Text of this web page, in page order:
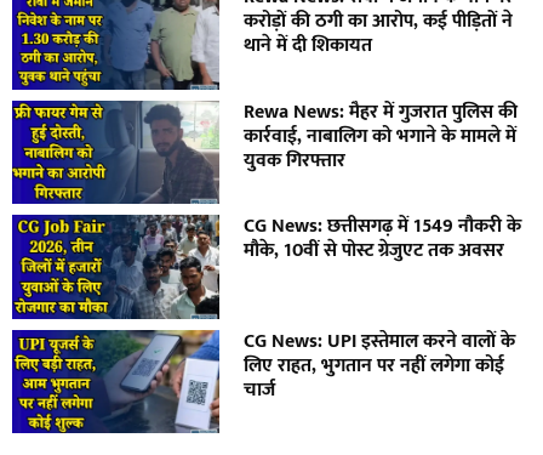
करोड़ों की ठगी का आरोप, कई पीड़ितों ने
थाने में दी शिकायत
Rewa News: मैहर में गुजरात पुलिस की
कार्रवाई, नाबालिग को भगाने के मामले में
युवक गिरफ्तार
CG News: छत्तीसगढ़ में 1549 नौकरी के
मौके, 10वीं से पोस्ट ग्रेजुएट तक अवसर
CG News: UPI इस्तेमाल करने वालों के
लिए राहत, भुगतान पर नहीं लगेगा कोई
चार्ज